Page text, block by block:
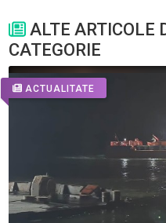
ALTE ARTICOLE
CATEGORIE
ACTUALITATE